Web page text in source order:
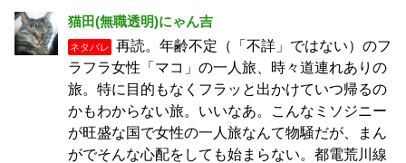
猫田(無職透明)にゃん吉
ネタバレ
再読。年齢不定（「不詳」ではない）のフ
ラフラ女性「マコ」の一人旅、時々道連れありの
旅。特に目的もなくフラッと出かけていつ帰るの
かもわからない旅。いいなあ。こんなミソジニー
が旺盛な国で女性の一人旅なんて物騒だが、まん
がでそんな心配をしても始まらない。都電荒川線